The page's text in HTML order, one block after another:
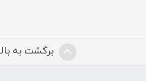
برگشت به